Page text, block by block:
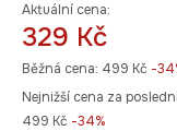
Aktuální cena:
329 Kč
Běžná cena: 499 Kč -
Nejnižší cena za
499 Kč -34%